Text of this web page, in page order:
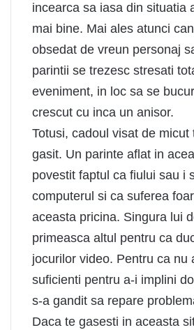
incearca sa iasa din situatia
mai bine. Mai ales atunci
obsedat de vreun personaj
parintii se trezesc stresati
eveniment, in loc sa se
crescut cu inca un anisor.
Totusi, cadoul visat de micut
gasit. Un parinte aflat in
povestit faptul ca fiului sau i
computerul si ca suferea
aceasta pricina. Singura lui
primeasca altul pentru ca
jocurilor video. Pentru ca nu
suficienti pentru a-i implini
s-a gandit sa repare
Daca te gasesti in aceasta